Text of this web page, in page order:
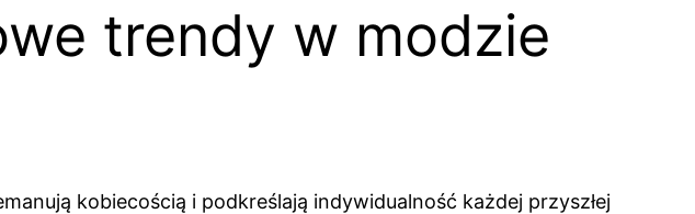
trendy w modzie
kobiecością i podkreślają indywidualność każdej przyszłej